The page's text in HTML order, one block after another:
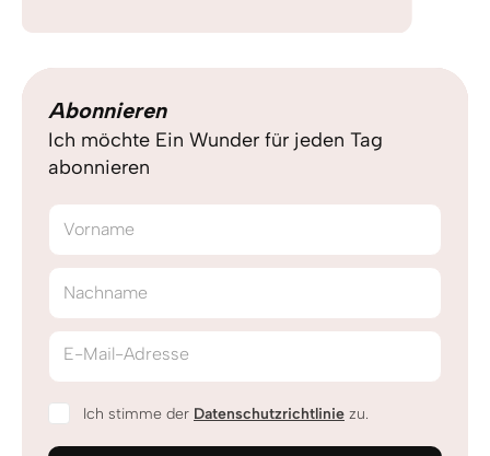
Abonnieren
Ich möchte Ein Wunder für jeden Tag
abonnieren
Vorname
Nachname
E-Mail-Adresse
Ich stimme der Datenschutzrichtlinie zu.